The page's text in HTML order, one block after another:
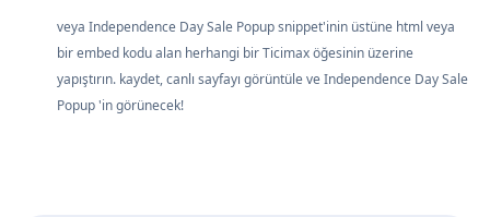
veya Independence Day Sale Popup snippet'inin üstüne html veya
bir embed kodu alan herhangi bir Ticimax öğesinin üzerine
yapıştırın. kaydet, canlı sayfayı görüntüle ve Independence Day Sale
Popup 'in görünecek!